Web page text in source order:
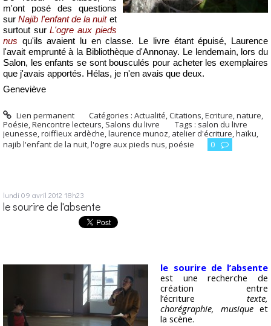
m'ont posé des questions
sur Najib l'enfant de la nuit et
surtout sur L'ogre aux pieds
nus qu'ils avaient lu en classe. Le livre étant épuisé, Laurence
l'avait emprunté à la Bibliothèque d'Annonay. Le lendemain, lors du
Salon, les enfants se sont bousculés pour acheter les exemplaires
que j'avais apportés. Hélas, je n'en avais que deux.
Geneviève
Lien permanent Catégories :Actualité,Citations,Ecriture,nature,
Poésie,Rencontre lecteurs, Salons du livre Tags : salon du livre
jeunesse,roiffieux ardèche,laurence munoz, atelier d'écriture,haïku,
najib l'enfant de la nuit,l'ogre aux pieds nus,poésie 0
lundi 09 avril 2012 18h23
le sourire de l'absente
le sourire de l’absente
est une recherche de
création entre
l’écriture texte,
chorégraphie, musiqueet
la scène.